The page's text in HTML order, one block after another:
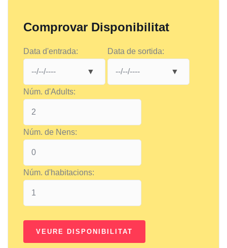
Comprovar Disponibilitat
Data d'entrada: Data de sortida:
Núm. d'Adults:
Núm. de Nens:
Núm. d'habitacions: